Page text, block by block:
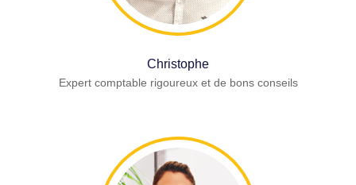
Christophe
Expert comptable rigoureux et de bons conseils